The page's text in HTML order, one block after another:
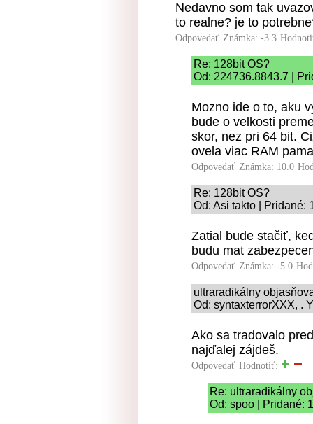
Nedavno som tak
to realne? je to
Odpovedať Známka: -3.3
Re: 128bit OS?
Od: 224736.8843.7 |
Mozno ide o to, aku
bude o velkosti
skor, nez pri 64 bit.
ovela viac RAM
Odpovedať Známka: 10.0
Re: 128bit OS?
Od: Asi takto | Pridané:
Zatial bude stačiť,
budu mat
Odpovedať Známka: -5.0
ultraradikálny
Od: syntaxterrorXXX, .
Ako sa tradovalo
najďalej zájdeš.
Odpovedať Hodnotiť:
Re: ultraradikálny
Od: spoo | Pridané: